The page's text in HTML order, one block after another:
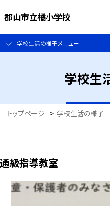
郡山市立橘小学校
学校生活の様子メニュー
学校生
トップページ > 学校生活の様子
通級指導教室